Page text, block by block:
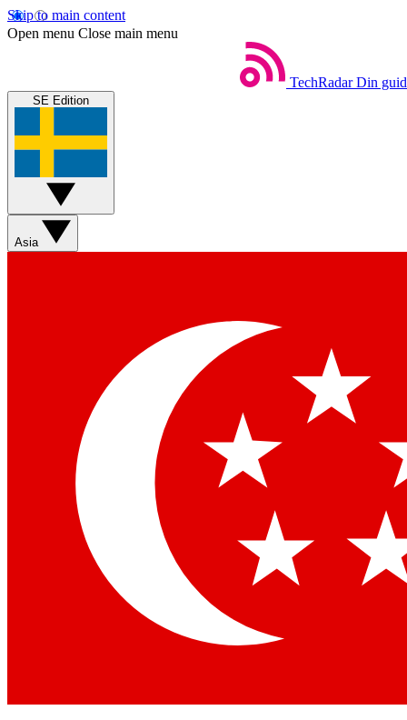
Skip to main content
Open menu Close main menu
TechRadar Din
SE Edition
Asia